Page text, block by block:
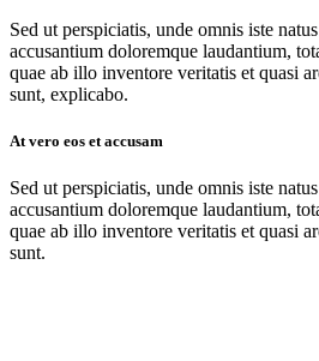
Sed ut perspiciatis, unde omnis iste
accusantium doloremque laudantium,
quae ab illo inventore veritatis et quasi
sunt, explicabo.
At vero eos et accusam
Sed ut perspiciatis, unde omnis iste
accusantium doloremque laudantium,
quae ab illo inventore veritatis et quasi
sunt.